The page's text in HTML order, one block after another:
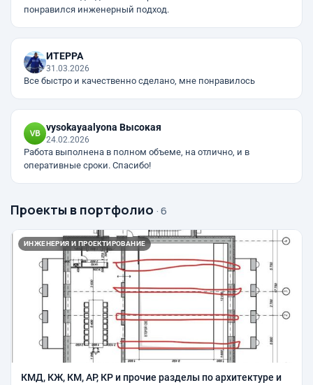
понравился инженерный подход.
ИТЕРРА
31.03.2026
Все быстро и качественно сделано, мне понравилось
vysokayaalyona Высокая
24.02.2026
Работа выполнена в полном объеме, на отлично, и в
оперативные сроки. Спасибо!
Проекты в портфолио · 6
ИНЖЕНЕРИЯ И ПРОЕКТИРОВАНИЕ
КМД, КЖ, КМ, АР, КР и прочие разделы по архитектуре и